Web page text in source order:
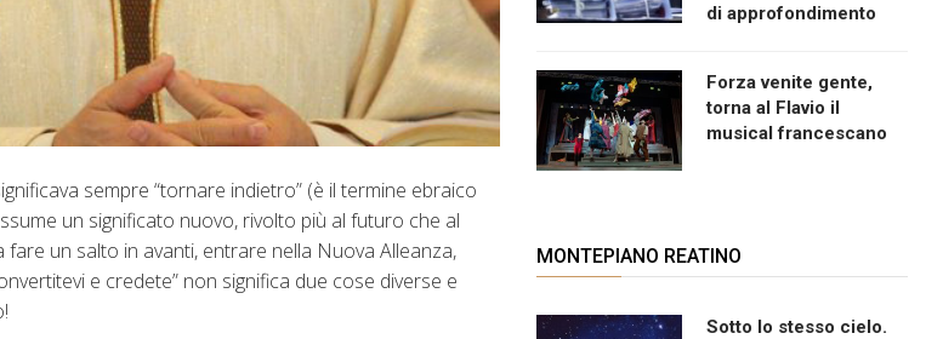
sempre “tornare indietro” (è il termine ebraico
un significato nuovo, rivolto più al futuro che al
un salto in avanti, entrare nella Nuova Alleanza,
e credete” non significa due cose diverse e
di approfondimento
Forza venite gente,
torna al Flavio il
musical francescano
MONTEPIANO REATINO
Sotto lo stesso cielo.